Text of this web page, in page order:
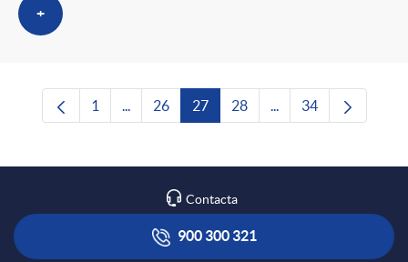
+
Página
1 ...Páginas intermedias Use TAB para
Página
26 Página
27 Página
28 ...Páginas intermedias
Página
34
Contacta
900 300 321